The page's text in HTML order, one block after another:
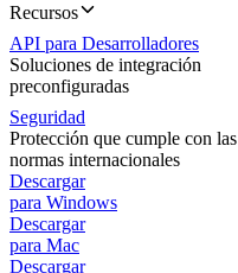
Recursos
API para Desarrolladores
Soluciones de integración
preconfiguradas
Seguridad
Protección que cumple con las
normas internacionales
Descargar
para Windows
Descargar
para Mac
Descargar